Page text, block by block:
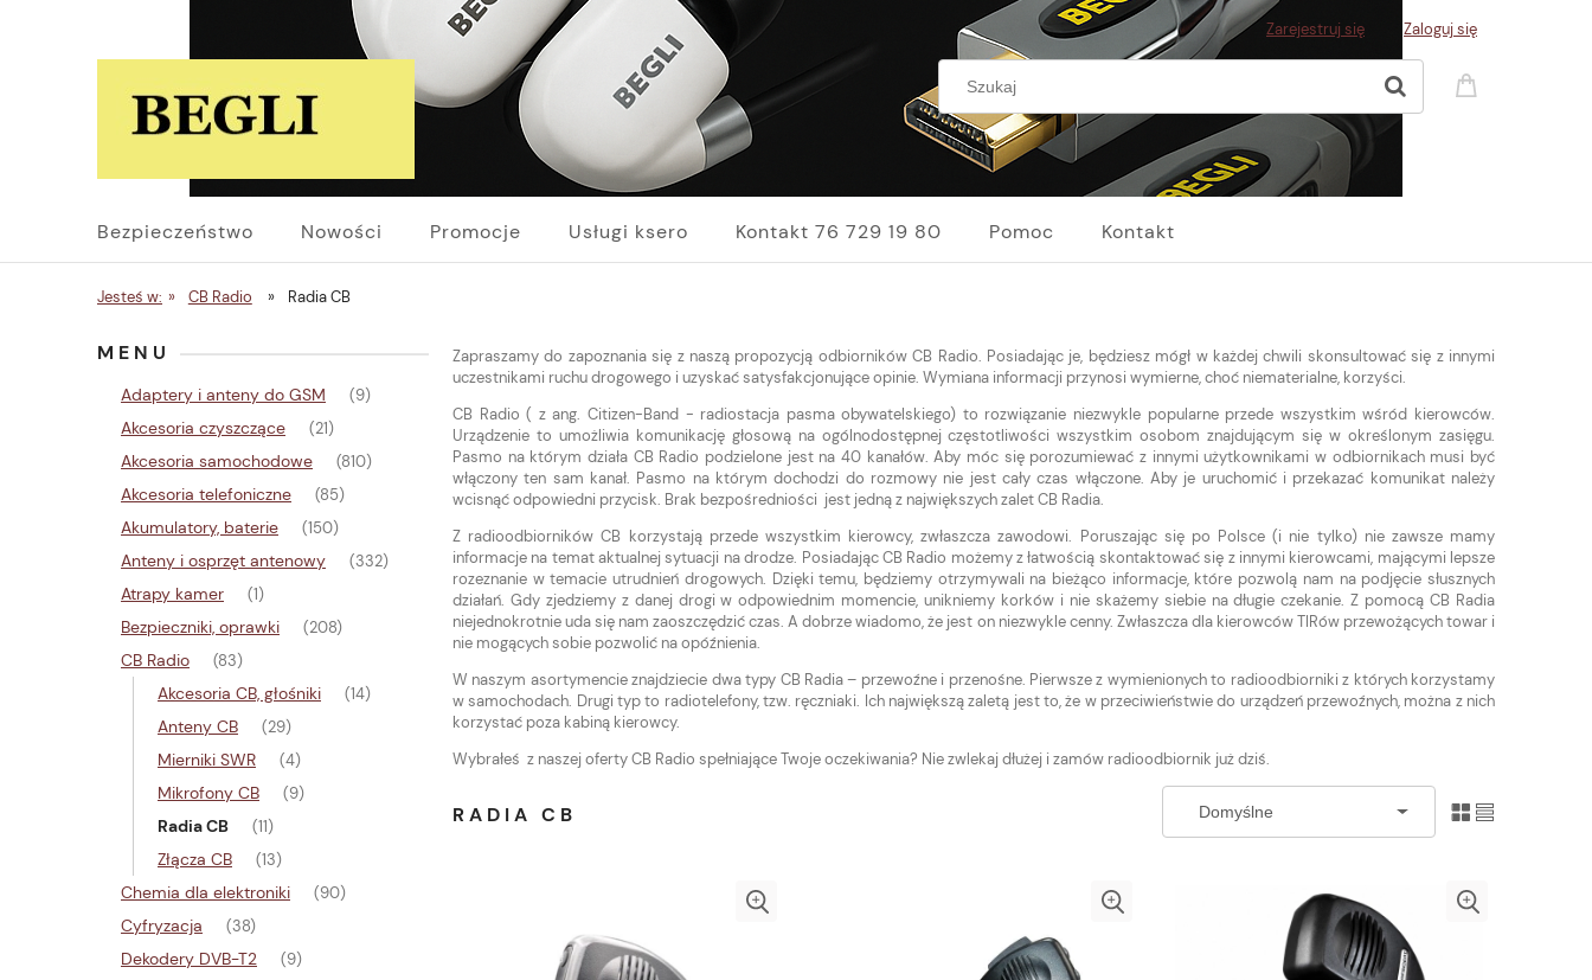
Zarejestruj się Zaloguj się
Bezpieczeństwo Nowości Promocje Usługi ksero Kontakt 76 729 19 80 Pomoc Kontakt
Jesteś w: » CB Radio » Radia CB
MENU
Adaptery i anteny do GSM (9)
Akcesoria czyszczące (21)
Akcesoria samochodowe (810)
Akcesoria telefoniczne (85)
Akumulatory, baterie (150)
Anteny i osprzęt antenowy (332)
Atrapy kamer (1)
Bezpieczniki, oprawki (208)
CB Radio (83)
Akcesoria CB, głośniki (14)
Anteny CB (29)
Mierniki SWR (4)
Mikrofony CB (9)
Radia CB (11)
Złącza CB (13)
Chemia dla elektroniki (90)
Cyfryzacja (38)
Dekodery DVB-T2 (9)
Zapraszamy do zapoznania się z naszą propozycją odbiorników CB Radio. Posiadając je, będziesz mógł w każdej chwili skonsultować się z innymi
uczestnikami ruchu drogowego i uzyskać satysfakcjonujące opinie. Wymiana informacji przynosi wymierne, choć niematerialne, korzyści.
CB Radio ( z ang. Citizen-Band - radiostacja pasma obywatelskiego) to rozwiązanie niezwykle popularne przede wszystkim wśród kierowców.
Urządzenie to umożliwia komunikację głosową na ogólnodostępnej częstotliwości wszystkim osobom znajdującym się w określonym zasięgu.
Pasmo na którym działa CB Radio podzielone jest na 40 kanałów. Aby móc się porozumiewać z innymi użytkownikami w odbiornikach musi być
włączony ten sam kanał. Pasmo na którym dochodzi do rozmowy nie jest cały czas włączone. Aby je uruchomić i przekazać komunikat należy
wcisnąć odpowiedni przycisk. Brak bezpośredniości jest jedną z największych zalet CB Radia.
Z radioodbiorników CB korzystają przede wszystkim kierowcy, zwłaszcza zawodowi. Poruszając się po Polsce (i nie tylko) nie zawsze mamy
informacje na temat aktualnej sytuacji na drodze. Posiadając CB Radio możemy z łatwością skontaktować się z innymi kierowcami, mającymi lepsze
rozeznanie w temacie utrudnień drogowych. Dzięki temu, będziemy otrzymywali na bieżąco informacje, które pozwolą nam na podjęcie słusznych
działań. Gdy zjedziemy z danej drogi w odpowiednim momencie, unikniemy korków i nie skażemy siebie na długie czekanie. Z pomocą CB Radia
niejednokrotnie uda się nam zaoszczędzić czas. A dobrze wiadomo, że jest on niezwykle cenny. Zwłaszcza dla kierowców TIRów przewożących towar i
nie mogących sobie pozwolić na opóźnienia.
W naszym asortymencie znajdziecie dwa typy CB Radia – przewoźne i przenośne. Pierwsze z wymienionych to radioodbiorniki z których korzystamy
w samochodach. Drugi typ to radiotelefony, tzw. ręczniaki. Ich największą zaletą jest to, że w przeciwieństwie do urządzeń przewoźnych, można z nich
korzystać poza kabiną kierowcy.
Wybrałeś z naszej oferty CB Radio spełniające Twoje oczekiwania? Nie zwlekaj dłużej i zamów radioodbiornik już dziś.
RADIA CB